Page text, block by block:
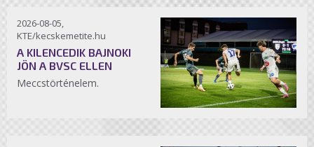
2026-08-05,
KTE/kecskemetite.hu
A KILENCEDIK BAJNOKI
JÖN A BVSC ELLEN
Meccstörténelem.